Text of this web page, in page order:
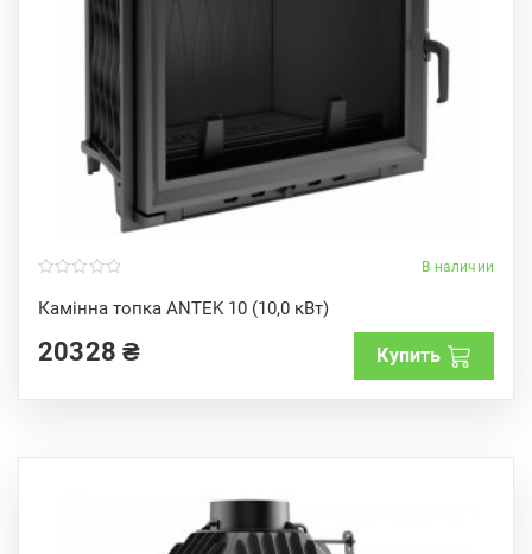
В наличии
Камінна топка ANTEK 10 (10,0 кВт)
o
u
o
f
20328₴ Купить